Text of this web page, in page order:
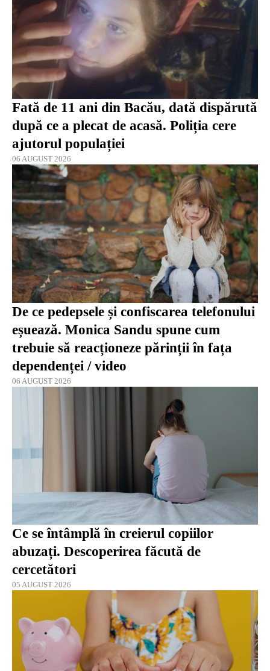
Fată de 11 ani din Bacău, dată dispărută
după ce a plecat de acasă. Poliția cere
ajutorul populației
06 AUGUST 2026
De ce pedepsele și confiscarea telefonului
eșuează. Monica Sandu spune cum
trebuie să reacționeze părinții în fața
dependenței / video
06 AUGUST 2026
Ce se întâmplă în creierul copiilor
abuzați. Descoperirea făcută de
cercetători
05 AUGUST 2026